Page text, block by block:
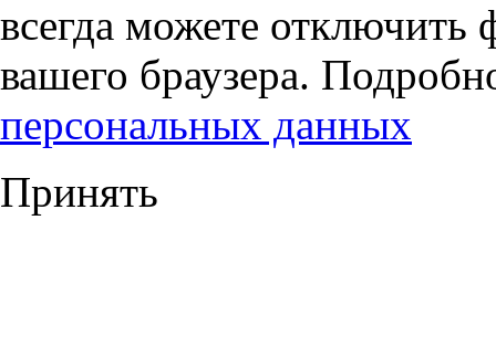
всегда можете отключить
вашего браузера.
персональных данных
Принять